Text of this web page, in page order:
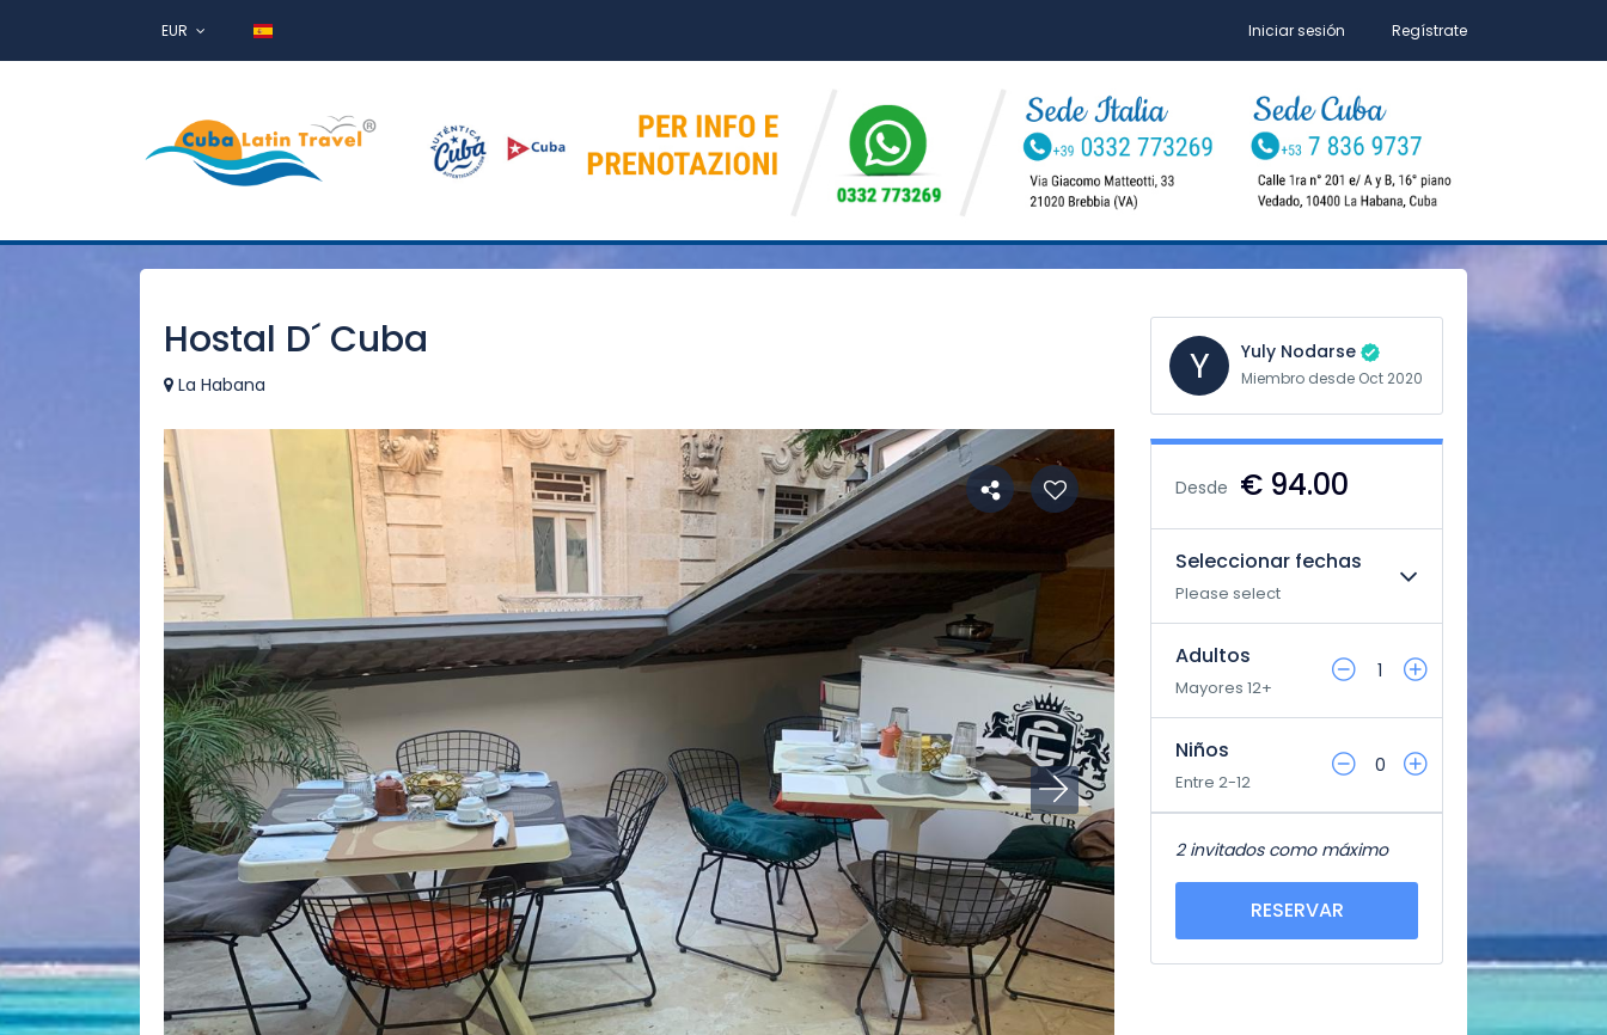
EUR Iniciar sesión Regístrate
Hostal D´ Cuba
La Habana Y Yuly Nodarse
Miembro desde Oct 2020
Desde € 94.00
Seleccionar fechas
Please select
Adultos
Mayores 12+
1
Niños
Entre 2-12
0
2 invitados como máximo
RESERVAR